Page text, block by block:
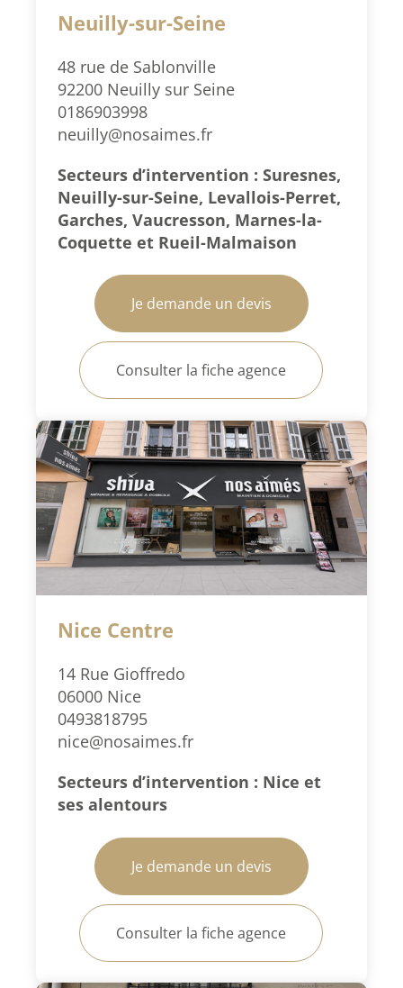
Neuilly-sur-Seine
48 rue de Sablonville
92200 Neuilly sur Seine
0186903998
neuilly@nosaimes.fr
Secteurs d’intervention : Suresnes,
Neuilly-sur-Seine, Levallois-Perret,
Garches, Vaucresson, Marnes-la-
Coquette et Rueil-Malmaison
Je demande un devis
Consulter la fiche agence
Nice Centre
14 Rue Gioffredo
06000 Nice
0493818795
nice@nosaimes.fr
Secteurs d’intervention : Nice et
ses alentours
Je demande un devis
Consulter la fiche agence